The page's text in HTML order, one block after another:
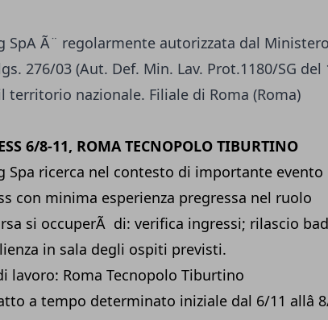
SpA Ã¨ regolarmente autorizzata dal
276/03 (Aut. Def. Min. Lav. Prot.1180/SG
territorio nazionale. Filiale di Roma (Roma)
6/8-11, ROMA TECNOPOLO TIBURTINO
Spa ricerca nel contesto di importante evento
con minima esperienza pregressa nel ruolo
si occuperÃ di: verifica ingressi; rilascio
in sala degli ospiti previsti.
lavoro: Roma Tecnopolo Tiburtino
a tempo determinato iniziale dal 6/11 allâ